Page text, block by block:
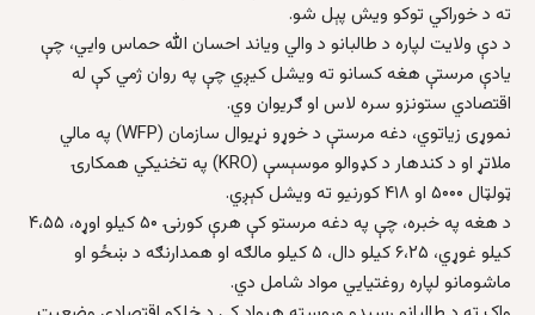
ته د خوراکي توکو ویش پېل شو.
د دې ولايت لپاره د طالبانو د والي وياند احسان الله حماس وایي، چې
يادې مرستې هغه کسانو ته ویشل کيږي چې په روان ژمي کې له
اقتصادي ستونزو سره لاس او ګريوان وي.
نموړی زیاتوي، دغه مرستې د خوړو نړیوال سازمان (WFP) په مالي
ملاتړ او د کندهار د کډوالو موسېسې (KRO) په تخنيکي همکارۍ
ټولټال ۵۰۰۰ او ۴۱۸ کورنیو ته ویشل کېږي.
د هغه په خبره، چې په دغه مرستو کې هرې کورنۍ ۵۰ کيلو اوړه، ۴،۵۵
کيلو غوړي، ۶،۲۵ کيلو دال، ۵ کيلو مالګه او همدارنګه د ښځو او
ماشومانو لپاره روغتیایي مواد شامل دي.